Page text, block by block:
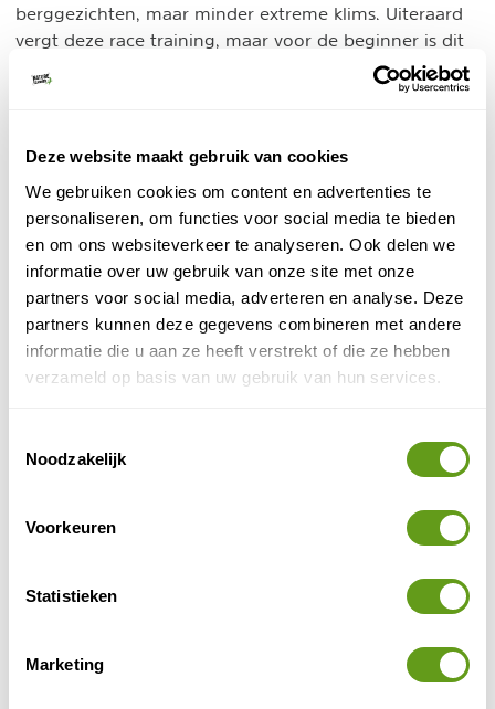
Deze website maakt gebruik van cookies
We gebruiken cookies om content en advertenties te
personaliseren, om functies voor social media te bieden
en om ons websiteverkeer te analyseren. Ook delen we
informatie over uw gebruik van onze site met onze
partners voor social media, adverteren en analyse. Deze
partners kunnen deze gegevens combineren met andere
informatie die u aan ze heeft verstrekt of die ze hebben
verzameld op basis van uw gebruik van hun services.
Noodzakelijk
Voorkeuren
Statistieken
Marketing
berggezichten, maar minder extreme klims. Uiteraard
vergt deze race training, maar voor de beginner is dit
Een van de prachtigste trails vind je in de Franse
Alpen. De Écrins bieden fraaie uitzichten over de Alpen
met bloemenweides en vogels in overvloed. DeGrand
Trail des Écrinsheeft naast een prachtige race voor
volwassenen op verschillende afstanden, ook nog een
race voor kids! Ideaal als je je kinderen wilt laten
kennismaken met jouw passie. De Vars Mountain Trail
heeft een winter- en een zomereditie, reden voor twee
reisjes per jaar!
Een adembenemende trail door het vulkanische
combineren met je zonvakantie naar de Canarische
Bestemmingen buiten Europa
trailrunning?